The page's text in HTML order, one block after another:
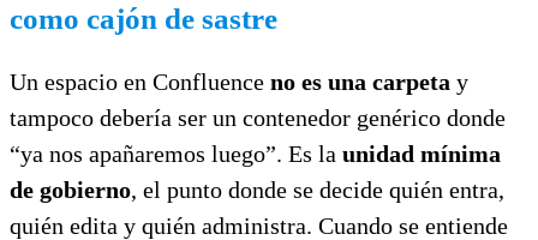
como cajón de sastre
Un espacio en Confluence no es una carpeta y
tampoco debería ser un contenedor genérico donde
“ya nos apañaremos luego”. Es la unidad mínima
de gobierno, el punto donde se decide quién entra,
quién edita y quién administra. Cuando se entiende